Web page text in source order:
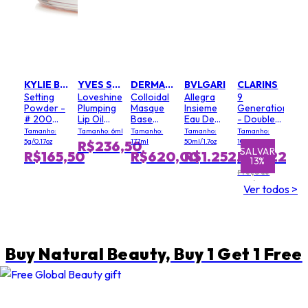
KYLIE BY KYLIE JENNER
Setting
Powder -
# 200
Soft Pink
Tamanho:
5g/0.17oz
R$165,50
YVES SAINT LAURENT
Loveshine
Plumping
Lip Oil
Gloss - #
3 Mellow
Mallow
Tamanho: 6ml
R$236,50
DERMALOGICA
Colloidal
Masque
Base
(Salon
Size)
Tamanho:
177ml
R$620,00
BVLGARI
Allegra
Insieme
Eau De
Parfum
Tamanho:
50ml/1.7oz
R$1.252,00
SALVAR
1%
SALVAR
13%
CLARINS
9
Generation
- Double
Serum
Light
Texture
Tamanho:
100ml
Preço de
varejo
R$1.288,50
Ver todos >
Buy Natural Beauty, Buy 1 Get 1 Free